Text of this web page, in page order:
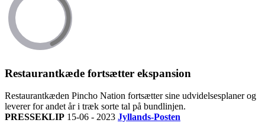
Restaurantkæde fortsætter ekspansion
Restaurantkæden Pincho Nation fortsætter sine udvidelsesplaner og
leverer for andet år i træk sorte tal på bundlinjen.
PRESSEKLIP 15-06 - 2023 Jyllands-Posten